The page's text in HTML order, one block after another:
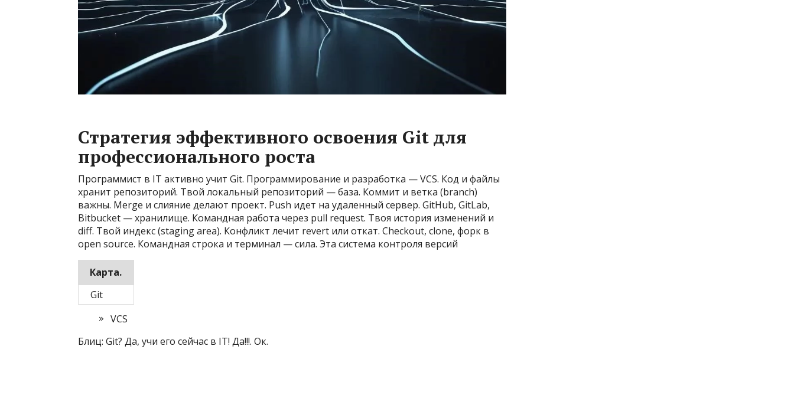
Стратегия эффективного освоения Git для
профессионального роста
Программист в IT активно учит Git. Программирование и разработка — VCS. Код и файлы
хранит репозиторий. Твой локальный репозиторий — база. Коммит и ветка (branch)
важны. Merge и слияние делают проект. Push идет на удаленный сервер. GitHub, GitLab,
Bitbucket — хранилище. Командная работа через pull request. Твоя история изменений и
diff. Твой индекс (staging area). Конфликт лечит revert или откат. Checkout, clone, форк в
open source. Командная строка и терминал — сила. Эта система контроля версий
Карта.
Git
VCS
Блиц: Git? Да, учи его сейчас в IT! Да!!!. Ок.